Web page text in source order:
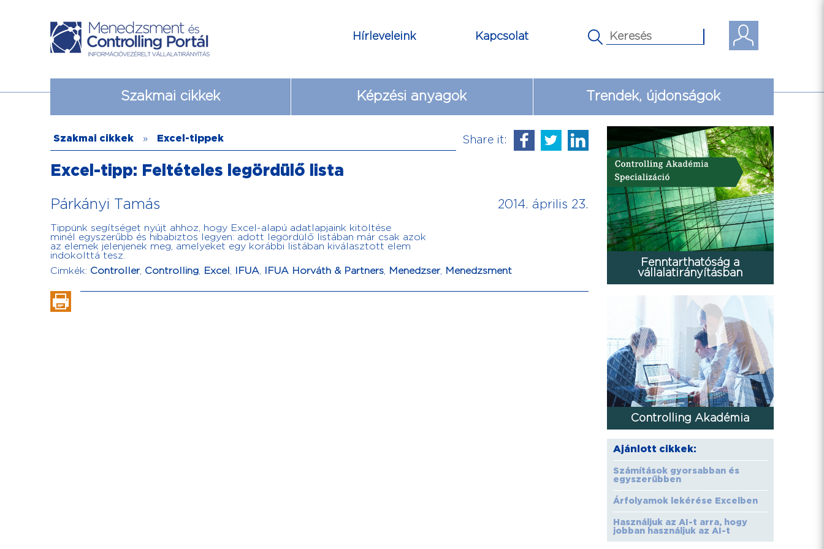
Kapcsolat
Hírleveleink
Szakmai cikkek Képzési anyagok Trendek, újdonságok
Szakmai cikkek » Excel-tippek Share it:
Excel-tipp: Feltételes legördülő lista
Párkányi Tamás 2014. április 23.
Tippünk segítséget nyújt ahhoz, hogy Excel-alapú adatlapjaink kitöltése
minél egyszerűbb és hibabiztos legyen: adott legördülő listában már csak azok
az elemek jelenjenek meg, amelyeket egy korábbi listában kiválasztott elem
indokolttá tesz.
Cimkék: Controller, Controlling, Excel , IFUA, IFUA Horváth & Partners, Menedzser, Menedzsment
Fenntarthatóság a
vállalatirányításban
Controlling Akadémia
Ajánlott cikkek:
Számítások gyorsabban és
egyszerűbben
Árfolyamok lekérése Excelben
Használjuk az AI-t arra, hogy
jobban használjuk az AI-t